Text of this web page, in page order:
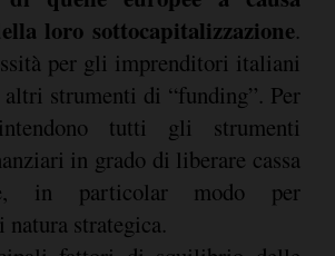
loro sottocapitalizzazione.
per gli imprenditori italiani
strumenti di “funding”. Per
tutti gli strumenti
in grado di liberare cassa
in particolar modo per
strategica.